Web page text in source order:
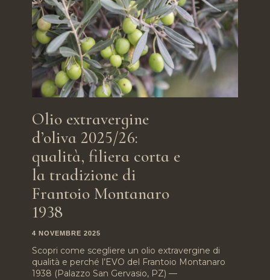
Olio extravergine
d’oliva 2025/26:
qualità, filiera corta e
la tradizione di
Frantoio Montanaro
1938
4 NOVEMBRE 2025
Scopri come scegliere un olio extravergine di
qualità e perché l’EVO del Frantoio Montanaro
1938 (Palazzo San Gervasio, PZ) —